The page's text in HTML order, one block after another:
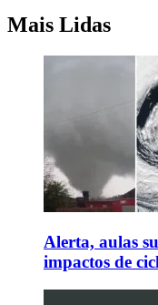
Mais Lidas
Alerta, aulas
impactos de